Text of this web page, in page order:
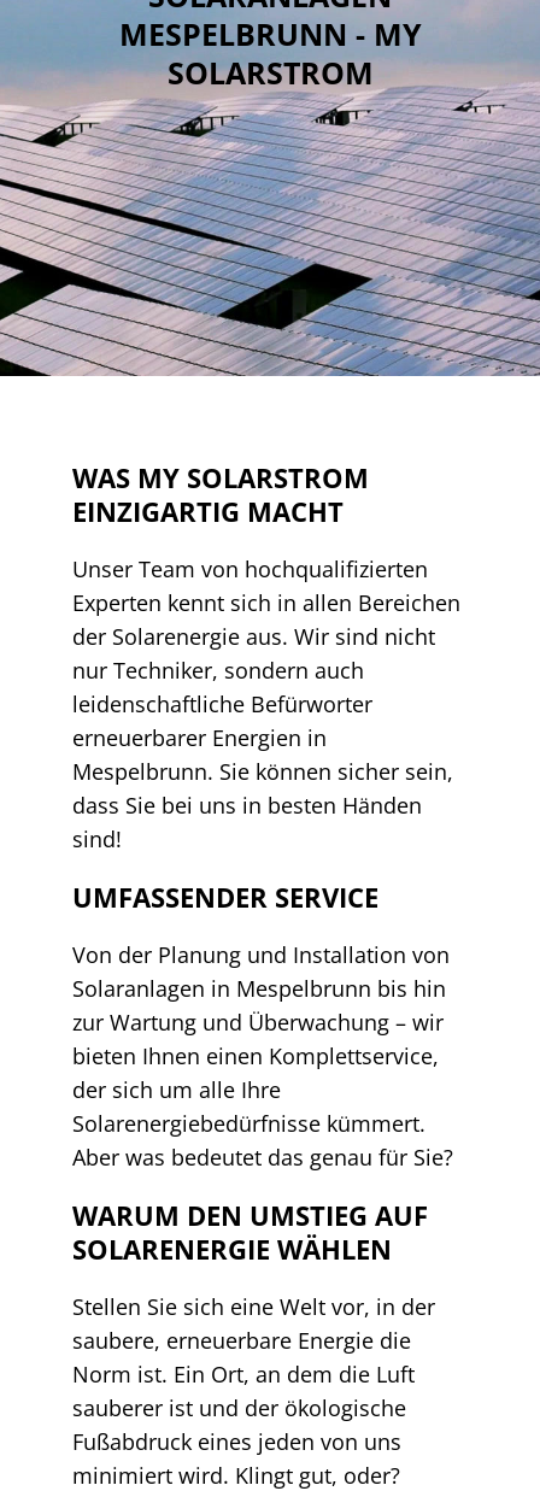
MESPELBRUNN - MY
SOLARSTROM
WAS MY SOLARSTROM
EINZIGARTIG MACHT
Unser Team von hochqualifizierten
Experten kennt sich in allen Bereichen
der Solarenergie aus. Wir sind nicht
nur Techniker, sondern auch
leidenschaftliche Befürworter
erneuerbarer Energien in
Mespelbrunn. Sie können sicher sein,
dass Sie bei uns in besten Händen
sind!
UMFASSENDER SERVICE
Von der Planung und Installation von
Solaranlagen in Mespelbrunn bis hin
zur Wartung und Überwachung – wir
bieten Ihnen einen Komplettservice,
der sich um alle Ihre
Solarenergiebedürfnisse kümmert.
Aber was bedeutet das genau für Sie?
WARUM DEN UMSTIEG AUF
SOLARENERGIE WÄHLEN
Stellen Sie sich eine Welt vor, in der
saubere, erneuerbare Energie die
Norm ist. Ein Ort, an dem die Luft
sauberer ist und der ökologische
Fußabdruck eines jeden von uns
minimiert wird. Klingt gut, oder?